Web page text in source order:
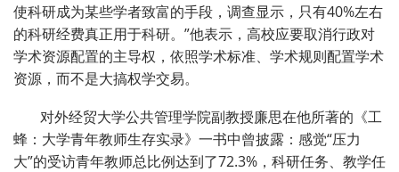
使科研成为某些学者致富的手段，调查显示，只有40%左右
的科研经费真正用于科研。”他表示，高校应要取消行政对
学术资源配置的主导权，依照学术标准、学术规则配置学术
资源，而不是大搞权学交易。
对外经贸大学公共管理学院副教授廉思在他所著的《工
蜂：大学青年教师生存实录》一书中曾披露：感觉“压力
大”的受访青年教师总比例达到了72.3%，科研任务、教学任